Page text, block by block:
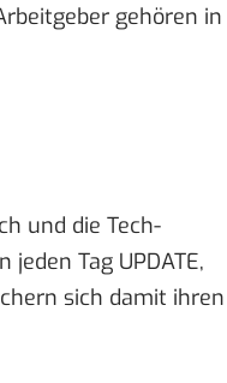
gehören in
und die Tech-
Tag UPDATE,
sich damit ihren